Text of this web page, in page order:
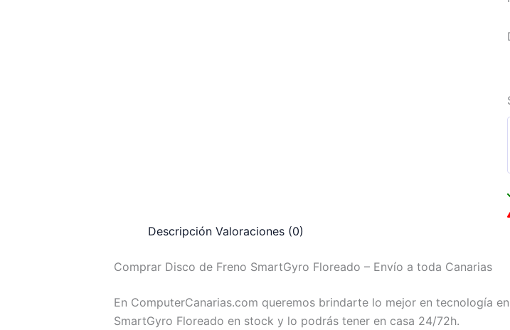
Descripción Valoraciones (0)
Comprar Disco de Freno SmartGyro Floreado – Envío a toda Canarias
En ComputerCanarias.com queremos brindarte lo mejor en tecnología
SmartGyro Floreado en stock y lo podrás tener en casa 24/72h.